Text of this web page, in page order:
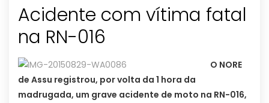
Acidente com vítima fatal
na RN-016
O NORE
de Assu registrou, por volta da 1 hora da
madrugada, um grave acidente de moto na RN-016,